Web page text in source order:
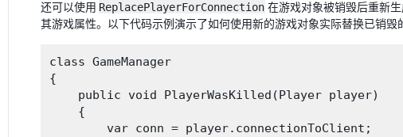
还可以使用 ReplacePlayerForConnection 在游戏对象被销毁后重新
其游戏属性。以下代码示例演示了如何使用新的游戏对象实际替换已销毁
class GameManager
{
    public void PlayerWasKilled(Player player)
    {
        var conn = player.connectionToClient;